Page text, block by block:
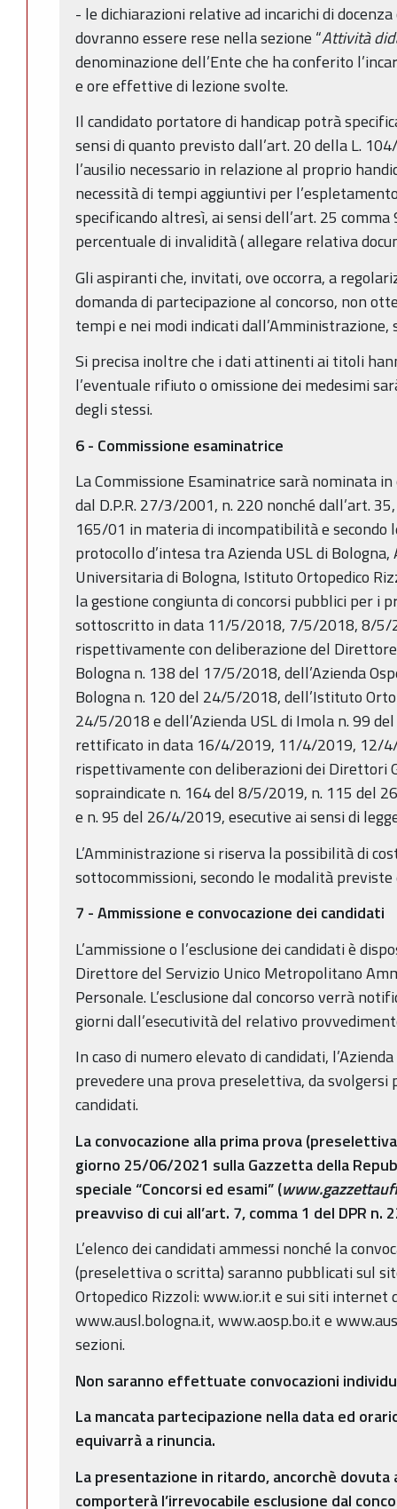
- le dichiarazioni relative ad incarichi di
dovranno essere rese nella sezione “Attività
denominazione dell’Ente che ha conferito
e ore effettive di lezione svolte.
Il candidato portatore di handicap potrà
sensi di quanto previsto dall’art. 20 della L.
l’ausilio necessario in relazione al proprio
necessità di tempi aggiuntivi per
specificando altresì, ai sensi dell’art. 25
percentuale di invalidità ( allegare relativa
Gli aspiranti che, invitati, ove occorra, a
domanda di partecipazione al concorso, non
tempi e nei modi indicati dall’Amministrazione,
Si precisa inoltre che i dati attinenti ai titoli
l’eventuale rifiuto o omissione dei medesimi
degli stessi.
6 - Commissione esaminatrice
La Commissione Esaminatrice sarà nominata
dal D.P.R. 27/3/2001, n. 220 nonché dall’art.
165/01 in materia di incompatibilità e secondo
protocollo d’intesa tra Azienda USL di
Universitaria di Bologna, Istituto Ortopedico
la gestione congiunta di concorsi pubblici per i
sottoscritto in data 11/5/2018, 7/5/2018, 8/5/
rispettivamente con deliberazione del Direttore
Bologna n. 138 del 17/5/2018, dell’Azienda
Bologna n. 120 del 24/5/2018, dell’Istituto
24/5/2018 e dell’Azienda USL di Imola n. 99
rettificato in data 16/4/2019, 11/4/2019, 12/
rispettivamente con deliberazioni dei Direttori
sopraindicate n. 164 del 8/5/2019, n. 115 del
e n. 95 del 26/4/2019, esecutive ai sensi di
L’Amministrazione si riserva la possibilità di
sottocommissioni, secondo le modalità
7 - Ammissione e convocazione dei candidati
L’ammissione o l’esclusione dei candidati è
Direttore del Servizio Unico Metropolitano
Personale. L’esclusione dal concorso verrà
giorni dall’esecutività del relativo
In caso di numero elevato di candidati,
prevedere una prova preselettiva, da svolgersi
candidati.
La convocazione alla prima prova
giorno 25/06/2021 sulla Gazzetta della
speciale “Concorsi ed esami”(
preavviso di cui all’art. 7, comma 1 del DPR n.
L’elenco dei candidati ammessi nonché la
(preselettiva o scritta) saranno pubblicati sul
Ortopedico Rizzoli: www.ior.it e sui siti
www.ausl.bologna.it, www.aosp.bo.it e
sezioni.
Non saranno effettuate convocazioni
La mancata partecipazione nella data ed
equivarrà a rinuncia.
La presentazione in ritardo, ancorchè dovuta
comporterà l’irrevocabile esclusione dal